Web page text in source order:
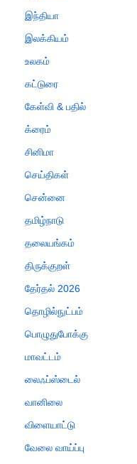
இந்தியா
இலக்கியம்
உலகம்
கட்டுரை
கேள்வி & பதில்
க்ரைம்
சினிமா
செய்திகள்
சென்னை
தமிழ்நாடு
தலையங்கம்
திருக்குறள்
தேர்தல் 2026
தொழில்நுட்பம்
பொழுதுபோக்கு
மாவட்டம்
லைஃப்ஸ்டைல்
வானிலை
விளையாட்டு
வேலை வாய்ப்பு